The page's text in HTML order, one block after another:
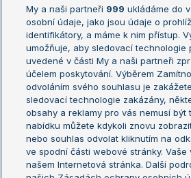
Žebříček ATP (muži)
Žebříček WTA (ženy)
Sázkařský žebříček
Australian
French Open
Wimbledon
US Open
Turnaj mistrů
Turnaj
Aktualní trendy
Fotbalové přestupy
Livesport Daily
My a naši partneři 999 ukládáme do
osobní údaje, jako jsou údaje o
identifikátory, a máme k nim přístup.
umožňuje, aby sledovací technologie
uvedené v části My a naši partneři
účelem poskytování. Výběrem
odvoláním svého souhlasu je
sledovací technologie zakázány,
obsahy a reklamy pro vás nemusí být
nabídku můžete kdykoli znovu
nebo souhlas odvolat kliknutím na
ve spodní části webové stránky. Vaše
našem Internetová stránka. Další